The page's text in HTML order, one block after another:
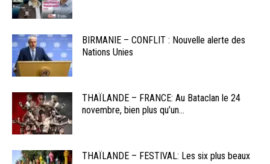
BIRMANIE – CONFLIT : Nouvelle alerte des
Nations Unies
THAÏLANDE – FRANCE: Au Bataclan le 24
novembre, bien plus qu’un...
THAÏLANDE – FESTIVAL: Les six plus beaux